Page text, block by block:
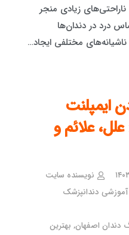
زیادی منجر
درد در دندان‌ها
ناشیانه‌های مختلفی ایجاد…
ایمپلنت
علائم و
نویسنده سایت
دندانپزشک
دندان اصفهان, بهترین